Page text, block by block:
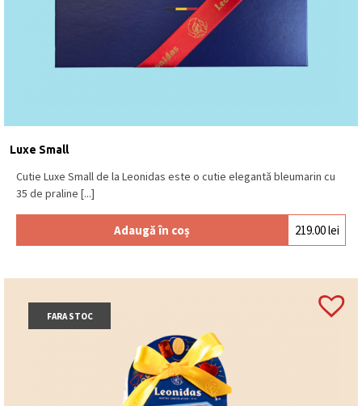
Luxe Small
Cutie Luxe Small de la Leonidas este o cutie elegantă bleumarin cu
35 de praline [...]
Adaugă în coș 219.00lei
FARA STOC